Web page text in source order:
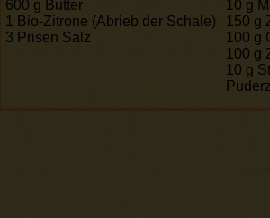
600 g Butter
1
Bio-Zitrone (Abrieb der Schale)
3 Prisen Salz
10 g
150 g
100 g
100 g
10 g